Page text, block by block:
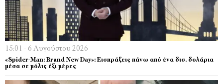
15:01 - 6 Αυγούστου 2026
«Spider-Man: Brand New Day»: Εισπράξεις πάνω από ένα δισ. δολάρια
μέσα σε μόλις έξι μέρες